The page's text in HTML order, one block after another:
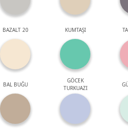
BAZALT 20 KUMTAŞI
BAL BUĞU
GÖCEK
TURKUAZI